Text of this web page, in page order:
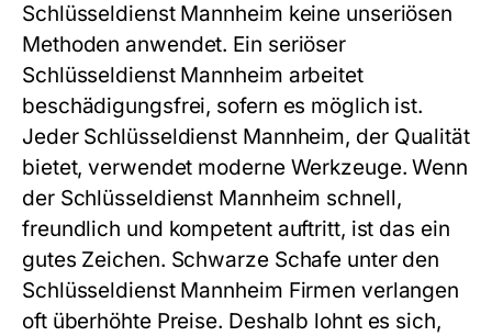
Schlüsseldienst Mannheim keine unseriösen
Methoden anwendet. Ein seriöser
Schlüsseldienst Mannheim arbeitet
beschädigungsfrei, sofern es möglich ist.
Jeder Schlüsseldienst Mannheim, der Qualität
bietet, verwendet moderne Werkzeuge. Wenn
der Schlüsseldienst Mannheim schnell,
freundlich und kompetent auftritt, ist das ein
gutes Zeichen. Schwarze Schafe unter den
Schlüsseldienst Mannheim Firmen verlangen
oft überhöhte Preise. Deshalb lohnt es sich,